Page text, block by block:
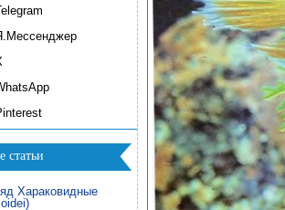
статьи
Хараковидные